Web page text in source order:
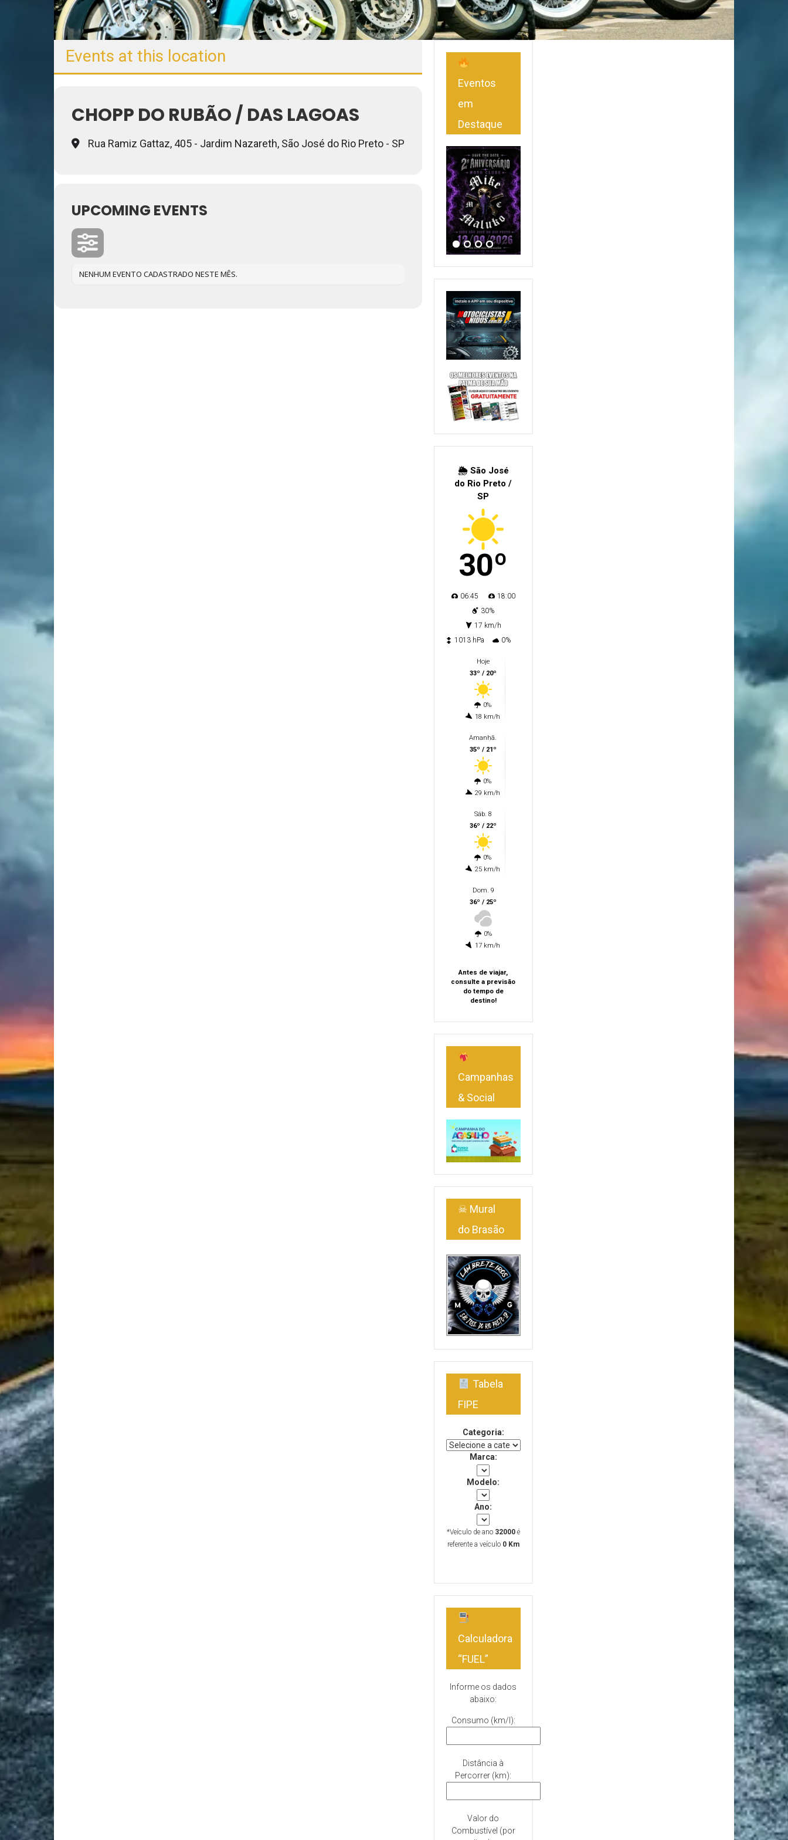
Events at this location
CHOPP DO RUBÃO / DAS LAGOAS
Rua Ramiz Gattaz, 405 - Jardim Nazareth, São José do Rio Preto - SP
UPCOMING EVENTS
NENHUM EVENTO CADASTRADO NESTE MÊS.
Eventos
em
Destaque
🌦 São José
do Rio Preto /
SP
30º
06:45
18:00
30%
17 km/h
1013 hPa
0%
Hoje
33º / 20º
0%
18 km/h
Amanhã.
35º / 21º
0%
29 km/h
Sáb. 8
36º / 22º
0%
25 km/h
Dom. 9
36º / 25º
0%
17 km/h
Antes de viajar,
consulte a previsão
do tempo de
destino!
Campanhas
& Social
☠ Mural
do Brasão
Tabela
FIPE
Categoria:
Marca:
Modelo:
Ano:
*Veículo de ano 32000é
referente a veículo 0 Km
Calculadora
“FUEL”
Informe os dados
abaixo:
Consumo (km/l):
Distância à
Percorrer (km):
Valor do
Combustível (por